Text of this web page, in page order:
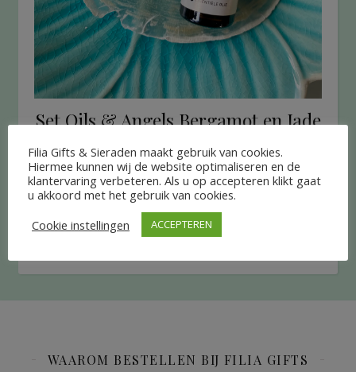
Set Oils & Angels Bergamot en Jade
€ 22.95
LEES VERDER
WAAROM BESTELLEN BIJ FILIA GIFTS
Filia Gifts & Sieraden maakt gebruik van cookies.
Hiermee kunnen wij de website optimaliseren en de
klantervaring verbeteren. Als u op accepteren klikt gaat
u akkoord met het gebruik van cookies.
Cookie instellingen
ACCEPTEREN